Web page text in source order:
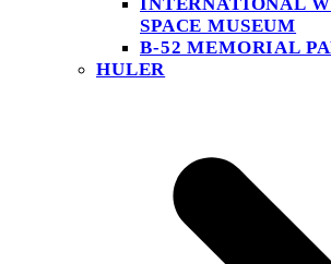
SPACE MUSEUM
B-52 MEMORIAL
HULER